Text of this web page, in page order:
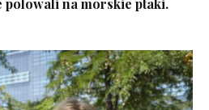
polowali na morskie ptaki.